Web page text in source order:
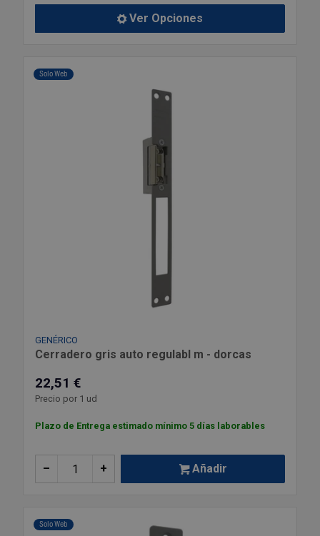
Ver Opciones
Solo Web
GENÉRICO
Cerradero gris auto regulabl m - dorcas
22,51 €
Precio por 1 ud
Plazo de Entrega estimado mínimo 5 días laborables
+
– Añadir
Solo Web